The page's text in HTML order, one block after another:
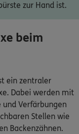
zur Hand ist.
beim
ein zentraler
Dabei werden mit
und Verfärbungen
Stellen wie
Backenzähnen.